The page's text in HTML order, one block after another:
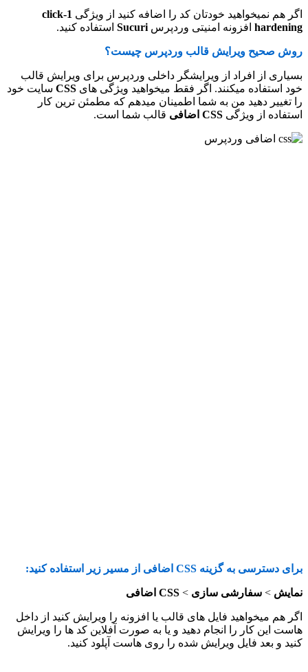
اگر هم نمیخواهید خودتان کد را اضافه کنید از ویژگی
1-click
hardening افزونه امنیتی وردپرس Sucuri استفاده کنید.
روش صحیح ویرایش قالب وردپرس چیست؟
بسیاری از افراد از ویرایشگر داخلی وردپرس برای ویرایش قالب
خود استفاده میکنند. اگر فقط میخواهید ویژگی های CSS سایت خود
را تغییر دهید من به شما اطمینان میدهم که مطمئن ترین کار
استفاده از ویژگی CSS اضافی قالب شما است.
برای دسترسی به گزینه CSS اضافی از مسیر زیر استفاده کنید:
نمایش > سفارشی سازی > CSS اضافی
اگر هم میخواهید فایل های قالب یا افزونه را ویرایش کنید از داخل
هاست این کار را انجام دهید و یا به صورت آفلاین کد ها را ویرایش
کنید و بعد فایل ویرایش شده را روی هاست آپلود کنید.